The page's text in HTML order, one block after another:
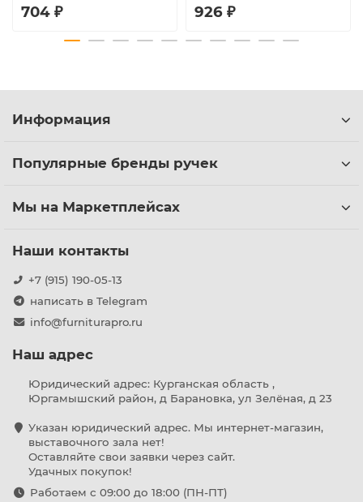
704 ₽ 926 ₽
Информация
Популярные бренды ручек
Мы на Маркетплейсах
Наши контакты
+7 (915) 190-05-13
написать в Telegram
info@furniturapro.ru
Наш адрес
Юридический адрес: Курганская область ,
Юргамышский район, д Барановка, ул Зелёная, д 23
Указан юридический адрес. Мы интернет-магазин,
выставочного зала нет!
Оставляйте свои заявки через сайт.
Удачных покупок!
Работаем с 09:00 до 18:00 (ПН-ПТ)